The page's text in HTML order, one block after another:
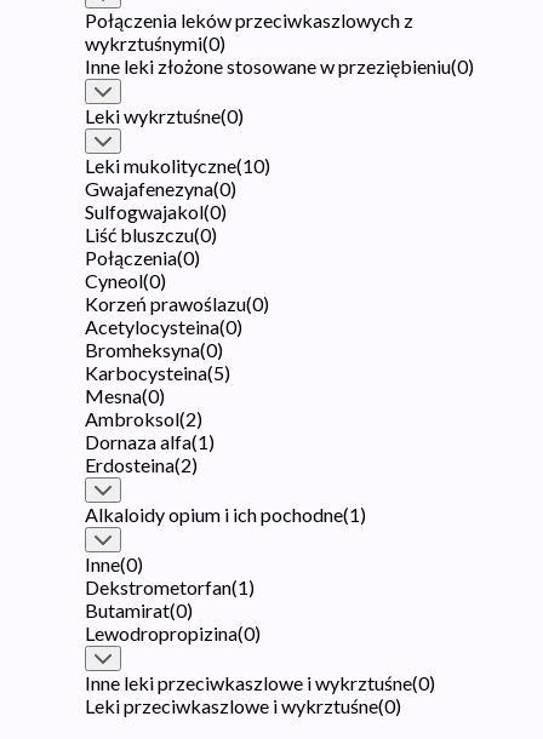
Połączenia leków przeciwkaszlowych z
wykrztuśnymi(0)
Inne leki złożone stosowane w przeziębieniu(0)
Leki wykrztuśne(0)
Leki mukolityczne(10)
Gwajafenezyna(0)
Sulfogwajakol(0)
Liść bluszczu(0)
Połączenia(0)
Cyneol(0)
Korzeń prawoślazu(0)
Acetylocysteina(0)
Bromheksyna(0)
Karbocysteina(5)
Mesna(0)
Ambroksol(2)
Dornaza alfa(1)
Erdosteina(2)
Alkaloidy opium i ich pochodne(1)
Inne(0)
Dekstrometorfan(1)
Butamirat(0)
Lewodropropizina(0)
Inne leki przeciwkaszlowe i wykrztuśne(0)
Leki przeciwkaszlowe i wykrztuśne(0)